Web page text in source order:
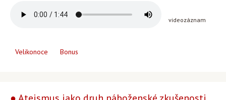
videozáznam
Velikonoce Bonus